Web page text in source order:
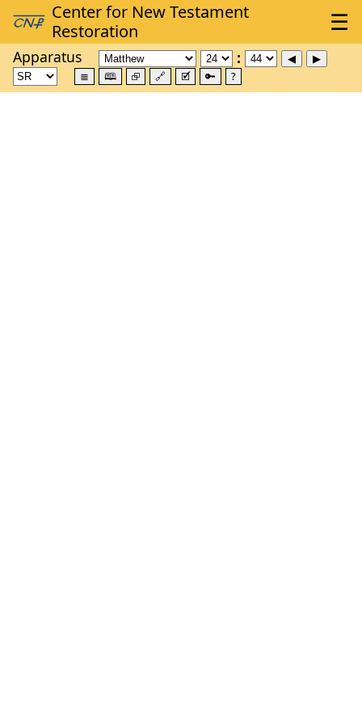
Apparatus
≣ 🕮 ⮺ 🔗 🗹 🔑 ?